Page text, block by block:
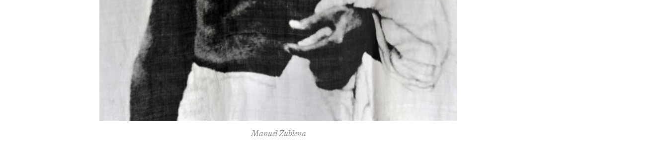
Manuel Zublena